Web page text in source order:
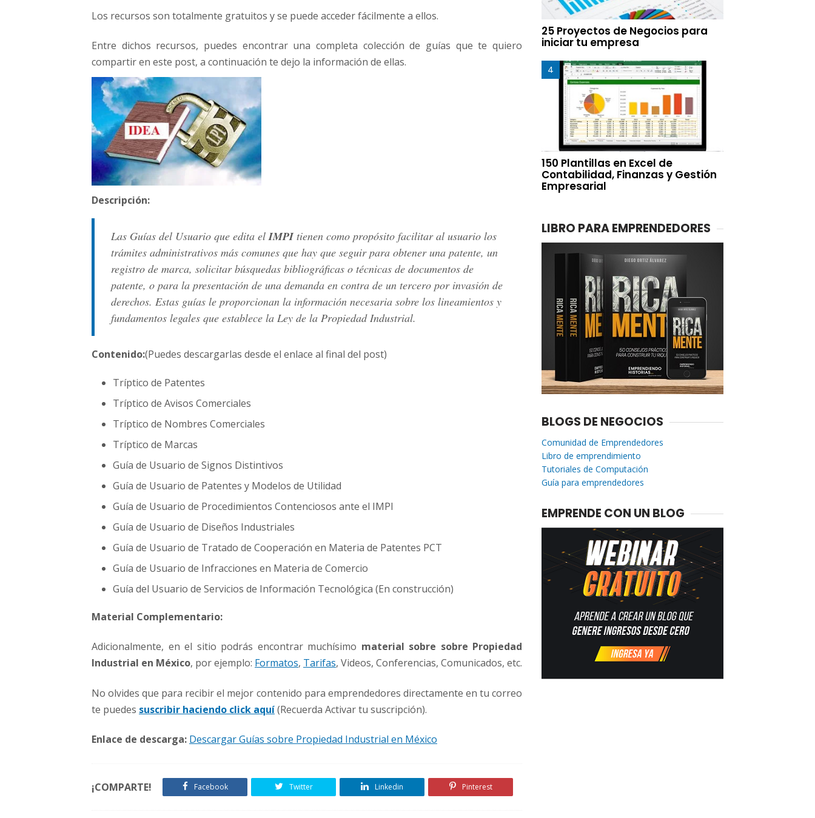
Los recursos son totalmente gratuitos y se puede acceder fácilmente a ellos.
Entre dichos recursos, puedes encontrar una completa colección de guías que te quiero
compartir en este post, a continuación te dejo la información de ellas.
Descripción:
Las Guías del Usuario que edita elIMPItienen como propósito facilitar al usuario los
trámites administrativos más comunes que hay que seguir para obtener una patente, un
registro de marca, solicitar búsquedas bibliográficas o técnicas de documentos de
patente, o para la presentación de una demanda en contra de un tercero por invasión de
derechos. Estas guías le proporcionan la información necesaria sobre los lineamientos y
fundamentos legales que establece la Ley de la Propiedad Industrial.
Contenido:(Puedes descargarlas desde el enlace al final del post)
Tríptico de Patentes
Tríptico de Avisos Comerciales
Tríptico de Nombres Comerciales
Tríptico de Marcas
Guía de Usuario de Signos Distintivos
Guía de Usuario de Patentes y Modelos de Utilidad
Guía de Usuario de Procedimientos Contenciosos ante el IMPI
Guía de Usuario de Diseños Industriales
Guía de Usuario de Tratado de Cooperación en Materia de Patentes PCT
Guía de Usuario de Infracciones en Materia de Comercio
Guía del Usuario de Servicios de Información Tecnológica (En construcción)
Material Complementario:
Adicionalmente, en el sitio podrás encontrar muchísimo material sobre sobre Propiedad
Industrial en México, por ejemplo: Formatos, Tarifas, Videos, Conferencias, Comunicados, etc.
No olvides que para recibir el mejor contenido para emprendedores directamente en tu correo
te puedes suscribir haciendo click aquí(Recuerda Activar tu suscripción).
Enlace de descarga: Descargar Guías sobre Propiedad Industrial en México
¡COMPARTE! Facebook Twitter Linkedin Pinterest
25 Proyectos de Negocios para
iniciar tu empresa
150 Plantillas en Excel de
Contabilidad, Finanzas y Gestión
Empresarial
LIBRO PARA EMPRENDEDORES
BLOGS DE NEGOCIOS
Comunidad de Emprendedores
Libro de emprendimiento
Tutoriales de Computación
Guía para emprendedores
EMPRENDE CON UN BLOG